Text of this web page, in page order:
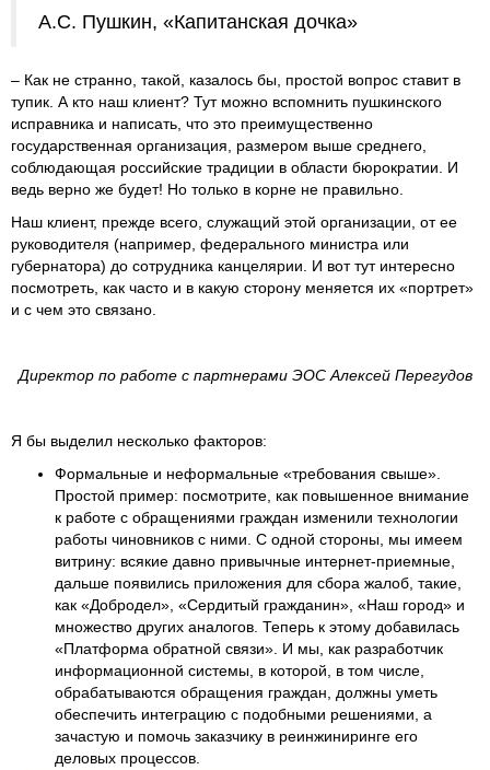
А.С. Пушкин, «Капитанская дочка»
– Как не странно, такой, казалось бы, простой вопрос ставит в
тупик. А кто наш клиент? Тут можно вспомнить пушкинского
исправника и написать, что это преимущественно
государственная организация, размером выше среднего,
соблюдающая российские традиции в области бюрократии. И
ведь верно же будет! Но только в корне не правильно.
Наш клиент, прежде всего, служащий этой организации, от ее
руководителя (например, федерального министра или
губернатора) до сотрудника канцелярии. И вот тут интересно
посмотреть, как часто и в какую сторону меняется их «портрет»
и с чем это связано.
Директор по работе с партнерами ЭОС Алексей Перегудов
Я бы выделил несколько факторов:
Формальные и неформальные «требования свыше».
Простой пример: посмотрите, как повышенное внимание
к работе с обращениями граждан изменили технологии
работы чиновников с ними. С одной стороны, мы имеем
витрину: всякие давно привычные интернет-приемные,
дальше появились приложения для сбора жалоб, такие,
как «Добродел», «Сердитый гражданин», «Наш город» и
множество других аналогов. Теперь к этому добавилась
«Платформа обратной связи». И мы, как разработчик
информационной системы, в которой, в том числе,
обрабатываются обращения граждан, должны уметь
обеспечить интеграцию с подобными решениями, а
зачастую и помочь заказчику в реинжиниринге его
деловых процессов.